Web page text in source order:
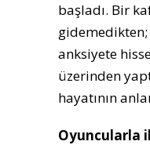
başladı. Bir
gidemedikten;
anksiyete
üzerinden
hayatının
Oyuncularla